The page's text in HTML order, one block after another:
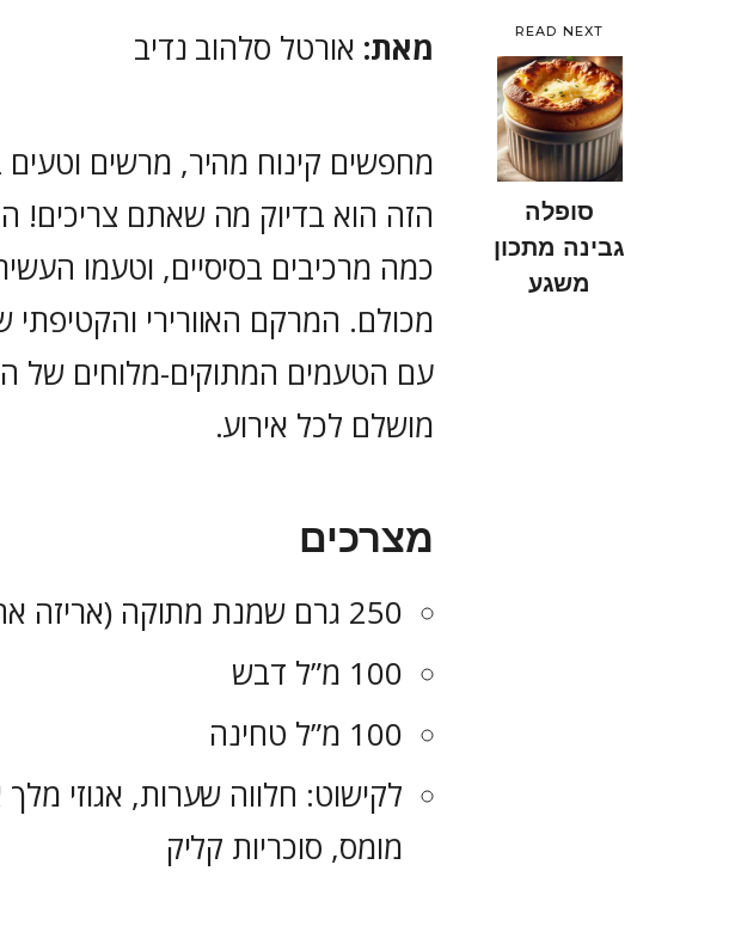
READ NEXT
סופלה
גבינה מתכון
משגע
מאת: אורטל סלהוב נדיב
מחפשים קינוח מהיר, מרשים
הזה הוא בדיוק מה שאתם צריכים!
כמה מרכיבים בסיסיים, וטעמו
מכולם. המרקם האוורירי
עם הטעמים המתוקים-מלוחים של
מושלם לכל אירוע.
מצרכים
250 גרם שמנת מתוקה (אריזה אחת)
100 מ”ל דבש
100 מ”ל טחינה
לקישוט: חלווה שערות, אגוזי
מומס, סוכריות קליק